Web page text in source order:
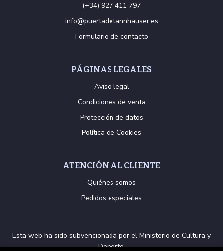
(+34) 927 411 797
info@puertadetannhauser.es
Formulario de contacto
PÁGINAS LEGALES
Aviso legal
Condiciones de venta
Protección de datos
Política de Cookies
ATENCIÓN AL CLIENTE
Quiénes somos
Pedidos especiales
Esta web ha sido subvencionada por el Ministerio de Cultura y
Deporte.